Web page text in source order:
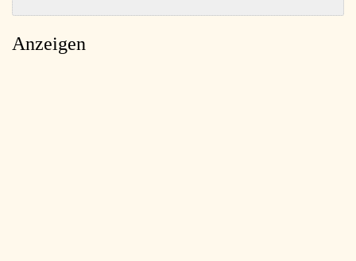
Anzeigen